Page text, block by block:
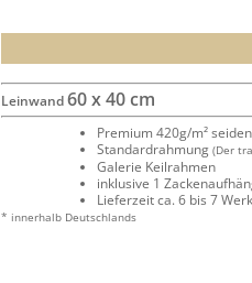
Leinwand60 x 40 cm
Premium 420g/m²
Standardrahmung (Der
Galerie Keilrahmen
inklusive 1
Lieferzeit ca. 6 bis 7
* innerhalb Deutschlands